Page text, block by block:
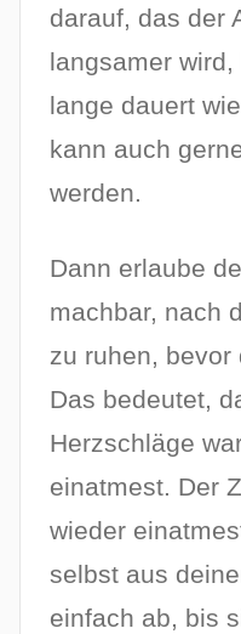
darauf, das der
langsamer
lange dauert
kann auch
werden.
Dann erlaube
machbar, nach
zu ruhen, bevor
Das bedeutet,
Herzschläge
einatmest. Der
wieder
selbst aus
einfach ab, bis